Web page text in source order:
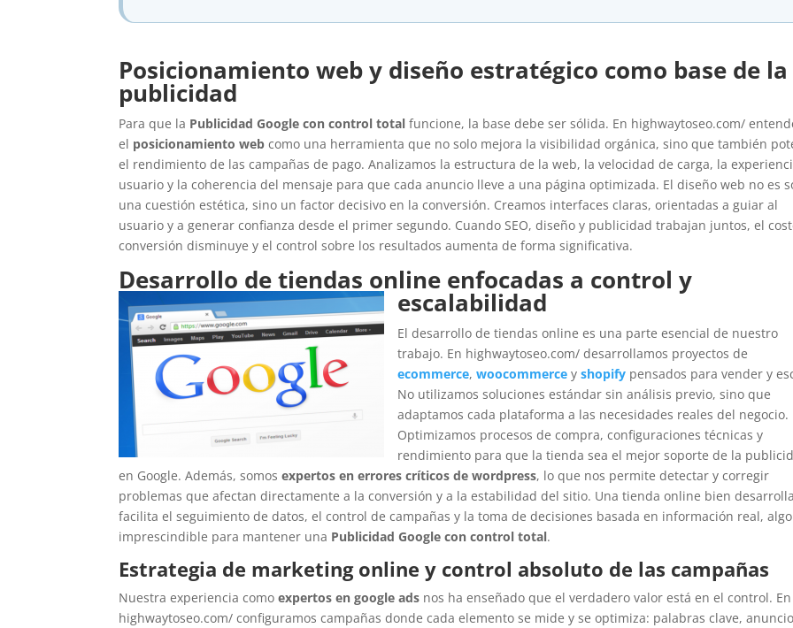
Posicionamiento web y diseño estratégico como base de la
publicidad
Para que la Publicidad Google con control total funcione, la base debe ser sólida. En highwaytoseo.com/
el posicionamiento web como una herramienta que no solo mejora la visibilidad orgánica, sino que también
el rendimiento de las campañas de pago. Analizamos la estructura de la web, la velocidad de carga, la
usuario y la coherencia del mensaje para que cada anuncio lleve a una página optimizada. El diseño web no es
una cuestión estética, sino un factor decisivo en la conversión. Creamos interfaces claras, orientadas a guiar al
usuario y a generar confianza desde el primer segundo. Cuando SEO, diseño y publicidad trabajan juntos, el
conversión disminuye y el control sobre los resultados aumenta de forma significativa.
Desarrollo de tiendas online enfocadas a control y
escalabilidad
El desarrollo de tiendas online es una parte esencial de nuestro
trabajo. En highwaytoseo.com/ desarrollamos proyectos de
ecommerce,woocommerce yshopify pensados para vender y
No utilizamos soluciones estándar sin análisis previo, sino que
adaptamos cada plataforma a las necesidades reales del negocio.
Optimizamos procesos de compra, configuraciones técnicas y
rendimiento para que la tienda sea el mejor soporte de la
en Google. Además, somosexpertos en errores críticos de wordpress, lo que nos permite detectar y corregir
problemas que afectan directamente a la conversión y a la estabilidad del sitio. Una tienda online bien
facilita el seguimiento de datos, el control de campañas y la toma de decisiones basada en información real, algo
imprescindible para mantener una Publicidad Google con control total.
Estrategia de marketing online y control absoluto de las campañas
Nuestra experiencia comoexpertos en google ads nos ha enseñado que el verdadero valor está en el control. En
highwaytoseo.com/ configuramos campañas donde cada elemento se mide y se optimiza: palabras clave,